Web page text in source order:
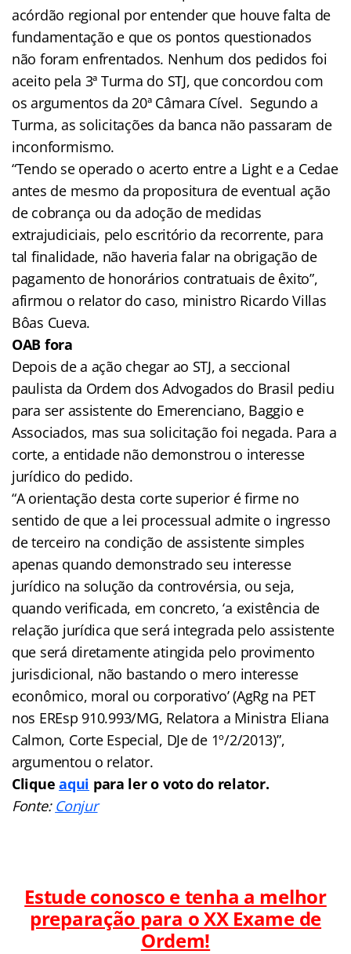
acórdão regional por entender que houve falta de
fundamentação e que os pontos questionados
não foram enfrentados. Nenhum dos pedidos foi
aceito pela 3ª Turma do STJ, que concordou com
os argumentos da 20ª Câmara Cível. Segundo a
Turma, as solicitações da banca não passaram de
inconformismo.
“Tendo se operado o acerto entre a Light e a Cedae
antes de mesmo da propositura de eventual ação
de cobrança ou da adoção de medidas
extrajudiciais, pelo escritório da recorrente, para
tal finalidade, não haveria falar na obrigação de
pagamento de honorários contratuais de êxito”,
afirmou o relator do caso, ministro Ricardo Villas
Bôas Cueva.
OAB fora
Depois de a ação chegar ao STJ, a seccional
paulista da Ordem dos Advogados do Brasil pediu
para ser assistente do Emerenciano, Baggio e
Associados, mas sua solicitação foi negada. Para a
corte, a entidade não demonstrou o interesse
jurídico do pedido.
“A orientação desta corte superior é firme no
sentido de que a lei processual admite o ingresso
de terceiro na condição de assistente simples
apenas quando demonstrado seu interesse
jurídico na solução da controvérsia, ou seja,
quando verificada, em concreto, ‘a existência de
relação jurídica que será integrada pelo assistente
que será diretamente atingida pelo provimento
jurisdicional, não bastando o mero interesse
econômico, moral ou corporativo’ (AgRg na PET
nos EREsp 910.993/MG, Relatora a Ministra Eliana
Calmon, Corte Especial, DJe de 1º/2/2013)”,
argumentou o relator.
Cliqueaqui para ler o voto do relator.
Fonte: Conjur
Estude conosco e tenha a melhor
preparação para oXX Exame de
Ordem!